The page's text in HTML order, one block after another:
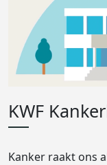
KWF
Kanker raakt ons